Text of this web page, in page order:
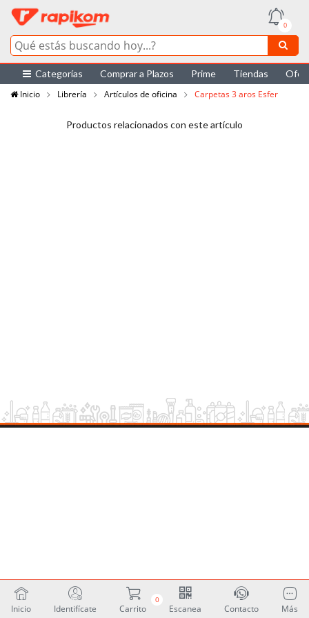
0
Categorías Comprar a Plazos Prime Tiendas
Inicio
Librería Artículos de oficina Carpetas 3 aros Esfer
Productos relacionados con este artículo
Inicio Identifícate
0
Carrito Escanea Contacto Más